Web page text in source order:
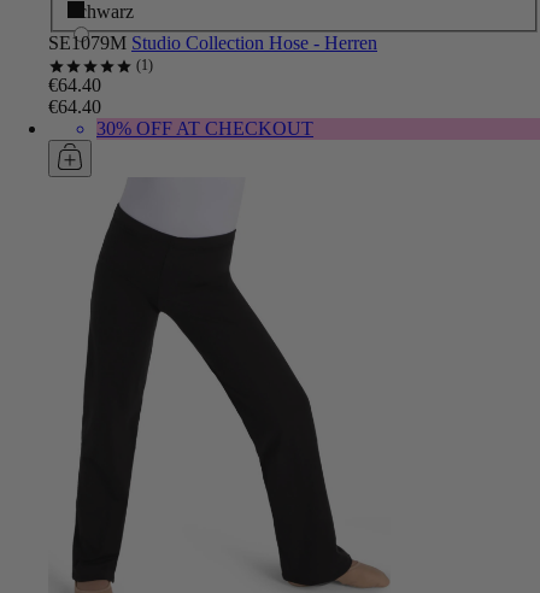
Schwarz
SE1079M Studio Collection Hose - Herren
1
€64.40
€64.40
30% OFF AT CHECKOUT